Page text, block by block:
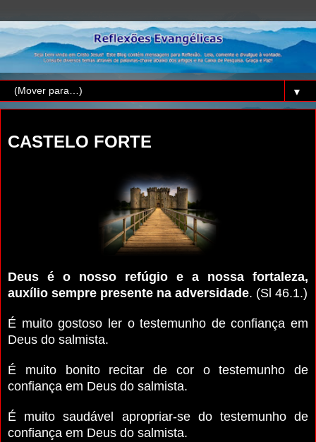
▼
CASTELO FORTE
Deus é o nosso refúgio e a nossa fortaleza,
auxílio sempre presente na adversidade. (Sl 46.1.)
É muito gostoso ler o testemunho de confiança em
Deus do salmista.
É muito bonito recitar de cor o testemunho de
confiança em Deus do salmista.
É muito saudável apropriar-se do testemunho de
confiança em Deus do salmista.